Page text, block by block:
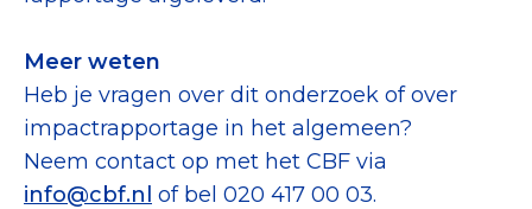
Meer weten
Heb je vragen over dit onderzoek of over
impactrapportage in het algemeen?
Neem contact op met het CBF via
info@cbf.nl of bel 020 417 00 03.